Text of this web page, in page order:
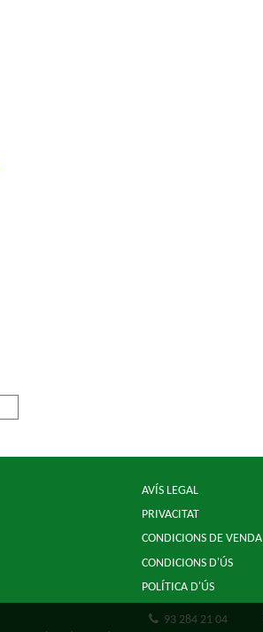
AVÍS LEGAL
PRIVACITAT
CONDICIONS DE VENDA
CONDICIONS D'ÚS
POLÍTICA D'ÚS
93 284 21 04